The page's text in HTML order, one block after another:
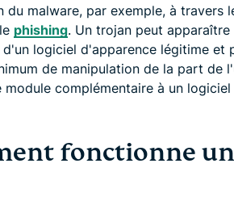
du malware, par exemple, à travers
phishing. Un trojan peut
logiciel d'apparence légitime et
de manipulation de la part de
module complémentaire à un
fonctionne